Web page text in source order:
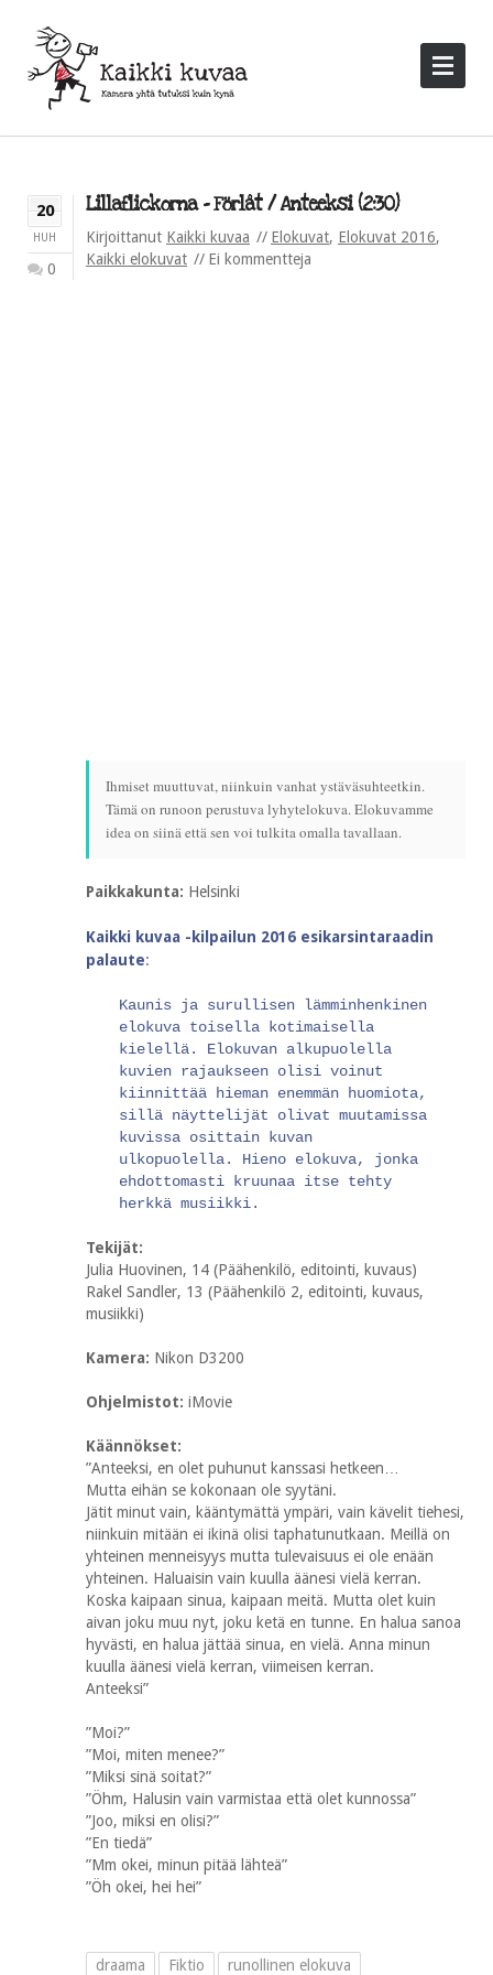
20
HUH
0
Lillaflickorna – Förlåt / Anteeksi (2:30)
Kirjoittanut Kaikki kuvaa Elokuvat, Elokuvat 2016,
Kaikki elokuvat
Ei kommentteja
Ihmiset muuttuvat, niinkuin vanhat ystäväsuhteetkin.
Tämä on runoon perustuva lyhytelokuva. Elokuvamme
idea on siinä että sen voi tulkita omalla tavallaan.
Paikkakunta: Helsinki
Kaikki kuvaa -kilpailun 2016 esikarsintaraadin
palaute:
Kaunis ja surullisen lämminhenkinen
elokuva toisella kotimaisella
kielellä. Elokuvan alkupuolella
kuvien rajaukseen olisi voinut
kiinnittää hieman enemmän huomiota,
sillä näyttelijät olivat muutamissa
kuvissa osittain kuvan
ulkopuolella. Hieno elokuva, jonka
ehdottomasti kruunaa itse tehty
herkkä musiikki.
Tekijät:
Julia Huovinen, 14 (Päähenkilö, editointi, kuvaus)
Rakel Sandler, 13 (Päähenkilö 2, editointi, kuvaus,
musiikki)
Kamera: Nikon D3200
Ohjelmistot: iMovie
Käännökset:
”Anteeksi, en olet puhunut kanssasi hetkeen…
Mutta eihän se kokonaan ole syytäni.
Jätit minut vain, kääntymättä ympäri, vain kävelit tiehesi,
niinkuin mitään ei ikinä olisi taphatunutkaan. Meillä on
yhteinen menneisyys mutta tulevaisuus ei ole enään
yhteinen. Haluaisin vain kuulla äänesi vielä kerran.
Koska kaipaan sinua, kaipaan meitä. Mutta olet kuin
aivan joku muu nyt, joku ketä en tunne. En halua sanoa
hyvästi, en halua jättää sinua, en vielä. Anna minun
kuulla äänesi vielä kerran, viimeisen kerran.
Anteeksi”
”Moi?”
”Moi, miten menee?”
”Miksi sinä soitat?”
”Öhm, Halusin vain varmistaa että olet kunnossa”
”Joo, miksi en olisi?”
”En tiedä”
”Mm okei, minun pitää lähteä”
”Öh okei, hei hei”
draama Fiktio runollinen elokuva